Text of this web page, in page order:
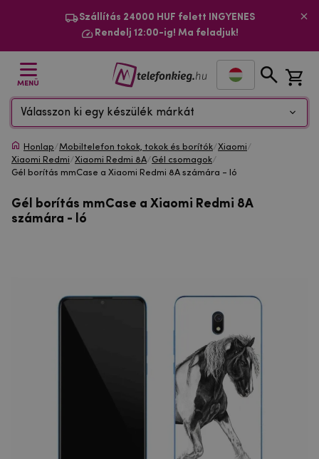
Szállítás 24000 HUF felett INGYENES
Rendelj 12:00-ig! Ma feladjuk!
MENÜ
Válasszon ki egy készülék márkát
Honlap/Mobiltelefon tokok, tokok és borítók/Xiaomi/
Xiaomi Redmi/Xiaomi Redmi 8A/Gél csomagok/
Gél borítás mmCase a Xiaomi Redmi 8A számára - ló
Gél borítás mmCase a Xiaomi Redmi 8A
számára - ló